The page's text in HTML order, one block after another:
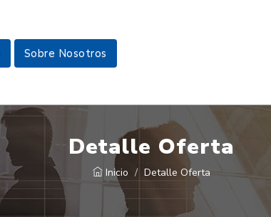
Sobre Nosotros
Detalle Oferta
Inicio Detalle Oferta